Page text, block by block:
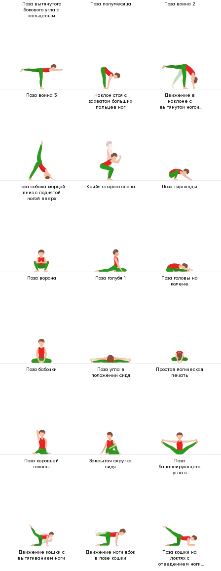
Поза вытянутого
бокового угла с
кольцевым
Поза полумесяца Поза воина 2
Поза воина 3
Наклон стоя с
захватом больших
пальцев ног
Движение в
наклоне с
вытянутой ногой
Поза собака мордой
вниз с поднятой
ногой вверх
Крийя старого слона Поза гирлянды
Поза ворона Поза голубя 1
Поза головы на
колене
Поза бабочки
Поза угла в
положении сидя
Простая йогическая
печать
Поза коровьей
головы
Закрытая скрутка
сидя
Поза
балансирующего
угла с
Движение кошки с
вытягиванием ноги
Движение ноги вбок
в позе кошки
Поза кошки на
локтях с
отведением ноги